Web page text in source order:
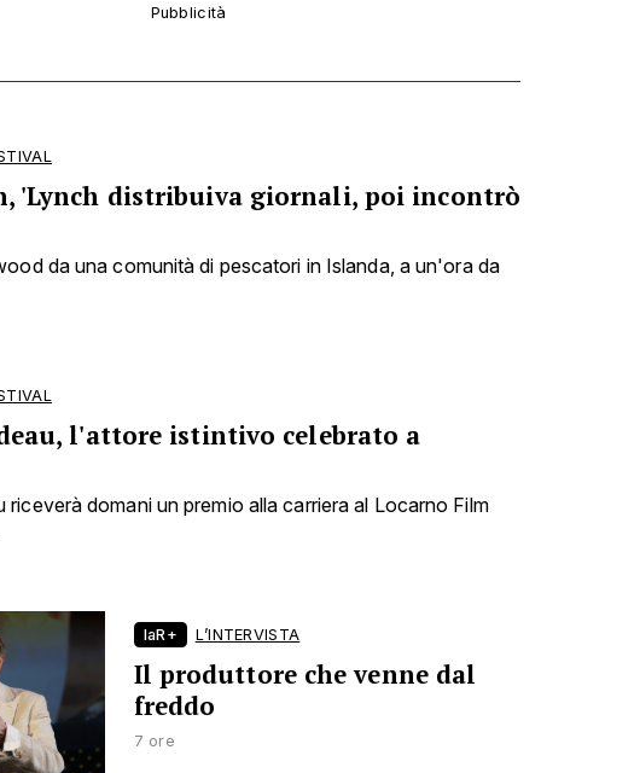
'Lynch distribuiva giornali, poi incontrò
da una comunità di pescatori in Islanda, a un'ora da
l'attore istintivo celebrato a
riceverà domani un premio alla carriera al Locarno Film
laR+ L’INTERVISTA
Il produttore che venne dal
freddo
7 ore